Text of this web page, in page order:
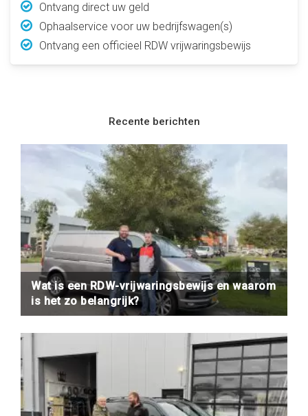
Ontvang direct uw geld
Ophaalservice voor uw bedrijfswagen(s)
Ontvang een officieel RDW vrijwaringsbewijs
Recente berichten
Wat is een RDW-vrijwaringsbewijs en waarom
is het zo belangrijk?